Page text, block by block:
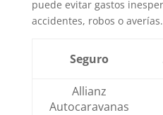
puede evitar gastos
accidentes, robos o averías.
Seguro
Allianz
Autocaravanas